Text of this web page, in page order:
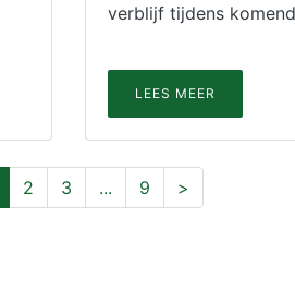
verblijf tijdens
LEES MEER
2 3 ... 9 >